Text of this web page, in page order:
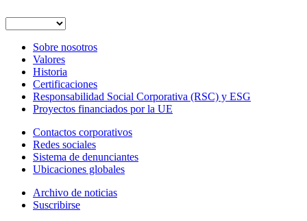
Sobre nosotros
Valores
Historia
Certificaciones
Responsabilidad Social Corporativa (RSC) y ESG
Proyectos financiados por la UE
Contactos corporativos
Redes sociales
Sistema de denunciantes
Ubicaciones globales
Archivo de noticias
Suscribirse